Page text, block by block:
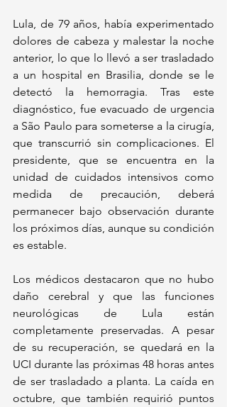
Lula, de 79 años, había experimentado
dolores de cabeza y malestar la noche
anterior, lo que lo llevó a ser trasladado
a un hospital en Brasilia, donde se le
detectó la hemorragia. Tras este
diagnóstico, fue evacuado de urgencia
a São Paulo para someterse a la cirugía,
que transcurrió sin complicaciones. El
presidente, que se encuentra en la
unidad de cuidados intensivos como
medida de precaución, deberá
permanecer bajo observación durante
los próximos días, aunque su condición
es estable.
Los médicos destacaron que no hubo
daño cerebral y que las funciones
neurológicas de Lula están
completamente preservadas. A pesar
de su recuperación, se quedará en la
UCI durante las próximas 48 horas antes
de ser trasladado a planta. La caída en
octubre, que también requirió puntos